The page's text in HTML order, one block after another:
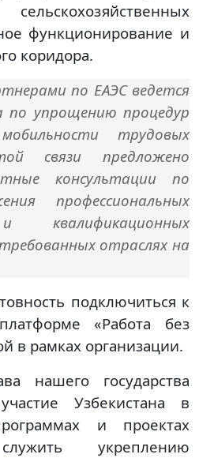
функционирование и
коридора.
по ЕАЭС ведется
по упрощению процедур
трудовых
связи предложено
консультации по
профессиональных
квалификационных
отраслях на
подключиться к
«Работа без
в рамках организации.
нашего государства
Узбекистана в
и проектах
укреплению